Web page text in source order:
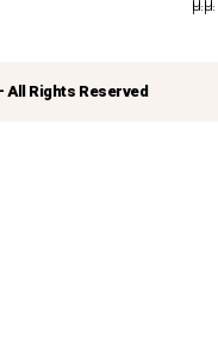
μ.μ.
All Rights Reserved